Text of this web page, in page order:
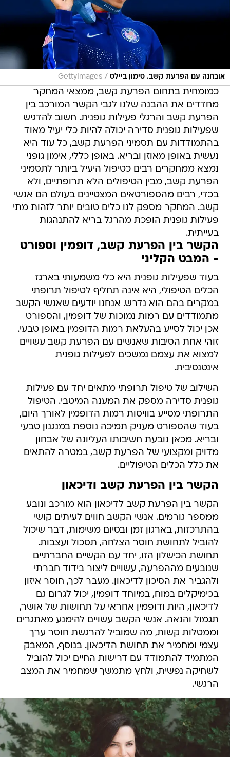
אובחנה עם הפרעת קשב. סימון ביילס /
GettyImages
כמומחית בתחום הפרעת קשב, ממצאי המחקר
מחדדים את ההבנה שלנו לגבי הקשר המורכב בין
הפרעת קשב והרגלי פעילות גופנית. חשוב להדגיש
שפעילות גופנית סדירה יכולה להיות כלי יעיל מאוד
בהתמודדות עם תסמיני הפרעת קשב, כל עוד היא
נעשית באופן מאוזן ובריא. באופן כללי, אימון גופני
נמצא ממחקרים רבים כטיפול היעיל ביותר לתסמיני
הפרעת קשב, מבין הטיפולים הלא תרופתיים, ולא
בכדי, רבים מהספורטאים המצטיינים בעולם הם אנשי
קשב. המחקר מספק לנו כלים טובים יותר לזהות מתי
פעילות גופנית הופכת מהרגל בריא להתנהגות
בעייתית.
הקשר בין הפרעת קשב, דופמין וספורט
- המבט הקליני
בעוד שפעילות גופנית היא כלי משמעותי בארגז
הכלים הטיפולי, היא אינה תחליף לטיפול תרופתי
במקרים בהם הוא נדרש. אנחנו יודעים שאנשי הקשב
מתמודדים עם רמות נמוכות של דופמין, והספורט
אכן יכול לסייע בהעלאת רמות הדופמין באופן טבעי.
זוהי אחת הסיבות שאנשים עם הפרעת קשב עשויים
למצוא את עצמם נמשכים לפעילות גופנית
אינטנסיבית.
השילוב של טיפול תרופתי מתאים יחד עם פעילות
גופנית סדירה מספק את המענה המיטבי. הטיפול
התרופתי מסייע בוויסות רמות הדופמין לאורך היום,
בעוד שהספורט מעניק תמיכה נוספת במנגנון טבעי
ובריא. מכאן נובעת חשיבותו העליונה של אבחון
מדויק ומקצועי של הפרעת קשב, במטרה להתאים
את כלל הכלים הטיפוליים.
הקשר בין הפרעת קשב ודיכאון
הקשר בין הפרעת קשב לדיכאון הוא מורכב ונובע
ממספר גורמים. אנשי הקשב חווים לעיתים קושי
בהתרכזות, בארגון זמן ובסיום משימות, דבר שיכול
להוביל לתחושת חוסר הצלחה, תסכול ועצבות.
תחושת הכישלון הזו, יחד עם הקשיים החברתיים
שנובעים מההפרעה, עשויים ליצור בידוד חברתי
ולהגביר את הסיכון לדיכאון. מעבר לכך, חוסר איזון
בכימיקלים במוח, במיוחד דופמין, יכול לגרום גם
לדיכאון, היות ודופמין אחראי על תחושות של אושר,
תגמול והנאה. אנשי הקשב עשויים להימנע מאתגרים
וממטלות קשות, מה שמוביל להרגשת חוסר ערך
עצמי ומחמיר את תחושת הדיכאון. בנוסף, המאבק
המתמיד להתמודד עם דרישות החיים יכול להוביל
לשחיקה נפשית, ולחץ מתמשך שמחמיר את המצב
הרגשי.